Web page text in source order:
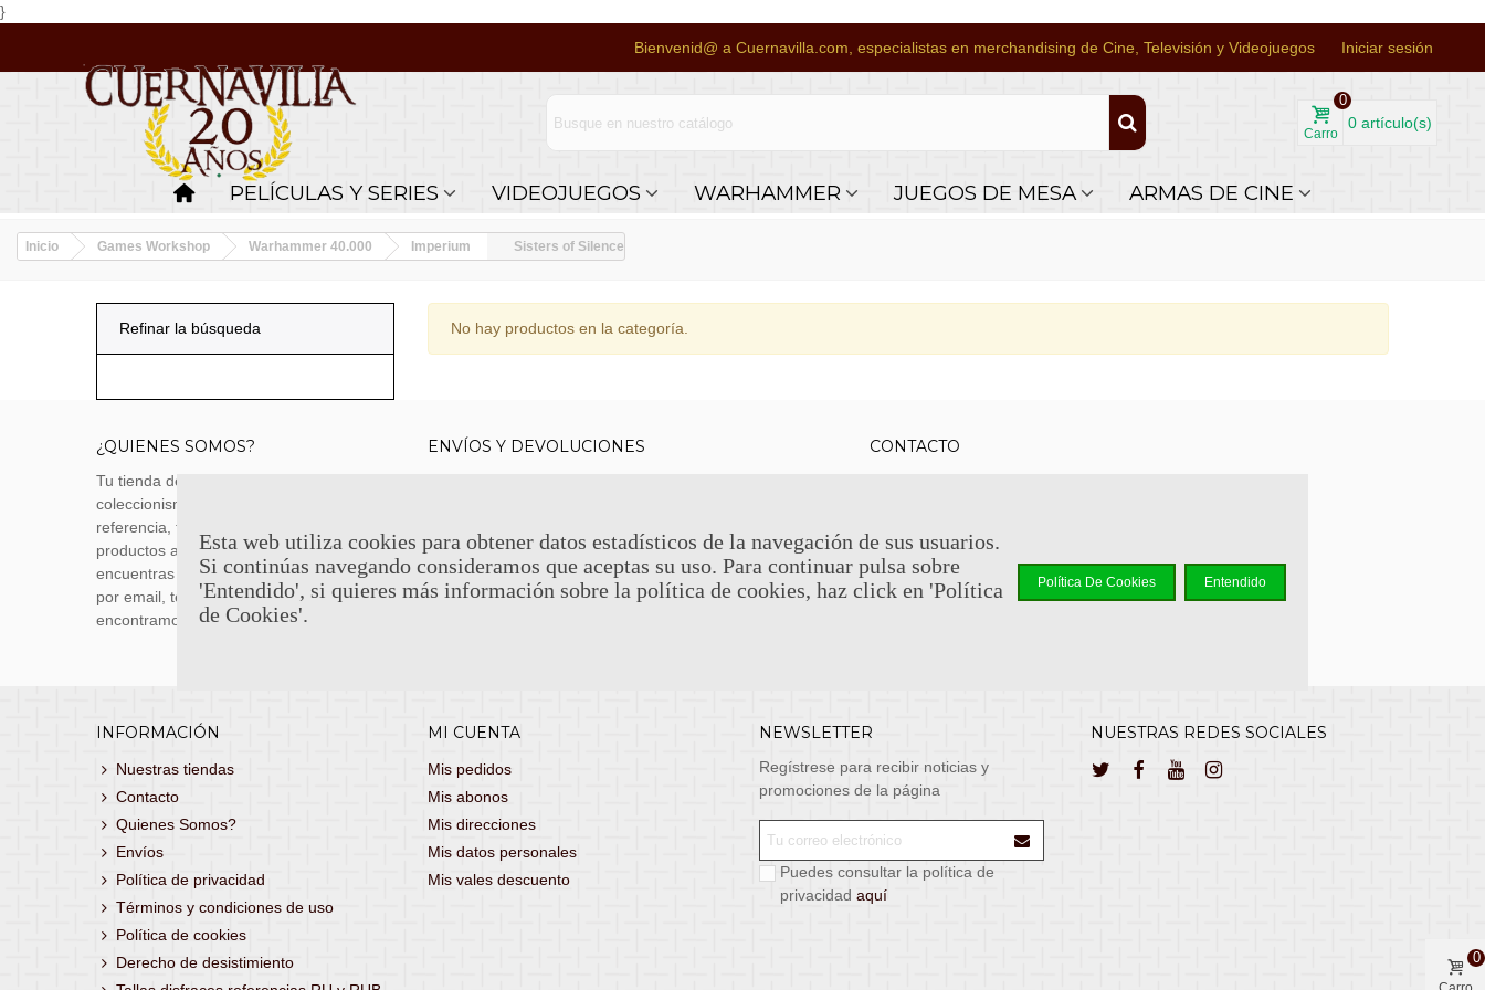
}
Bienvenid@ a Cuernavilla.com, especialistas en merchandising de Cine, Televisión y Videojuegos Iniciar sesión
Carro
0
0 artículo(s)
PELÍCULAS Y SERIES VIDEOJUEGOS WARHAMMER JUEGOS DE MESA ARMAS DE CINE
Inicio Games Workshop Warhammer 40.000 Imperium Sisters of Silence
Refinar la búsqueda No hay productos en la categoría.
¿QUIENES SOMOS?
Tu tienda de merchandising, artículos de
coleccionismo y réplicas históricas de
referencia, tenemos una gran variedad de
productos a los mejores precios. Si no
encuentras lo que buscas, danos un toque
por email, teléfono o Whatsapp y te lo
encontramos!
ENVÍOS Y DEVOLUCIONES
siguiente laborable!
También puedes seleccionar envío económico en 24-72h
conportes grátispara pedidos de más de 75 €. (*)
CONTACTO
INFORMACIÓN
Nuestras tiendas
Contacto
Quienes Somos?
Envíos
Política de privacidad
Términos y condiciones de uso
Política de cookies
Derecho de desistimiento
MI CUENTA
Mis pedidos
Mis abonos
Mis direcciones
Mis datos personales
Mis vales descuento
NEWSLETTER
Regístrese para recibir noticias y
promociones de la página
Puedes consultar la política de
privacidad aquí
NUESTRAS REDES SOCIALES
0
Esta web utiliza cookies para obtener datos estadísticos de la navegación de sus usuarios.
Si continúas navegando consideramos que aceptas su uso. Para continuar pulsa sobre
'Entendido', si quieres más información sobre la política de cookies, haz click en 'Política
de Cookies'.
Política De Cookies Entendido